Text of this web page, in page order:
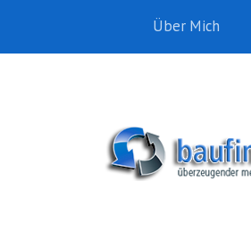
Über Mich